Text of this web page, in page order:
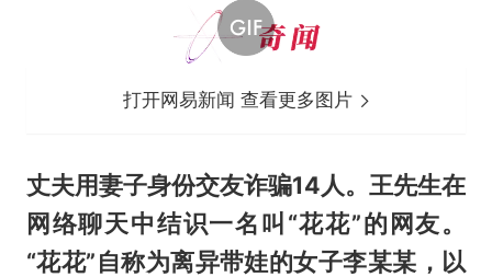
打开网易新闻 查看更多图片
丈夫用妻子身份交友诈骗14人。王先生在
网络聊天中结识一名叫“花花”的网友。
“花花”自称为离异带娃的女子李某某，以